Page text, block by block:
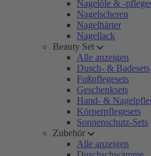
Nagelöle & -
Nagelscheren
Nagelhärter
Nagellack
Beauty Set
Alle anzeigen
Dusch- & Badesets
Fußpflegesets
Geschenksets
Hand- &
Körperpflegesets
Sonnenschutz-Sets
Zubehör
Alle anzeigen